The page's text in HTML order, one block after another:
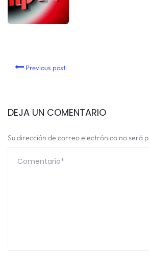
Previous post
DEJA UN COMENTARIO
Su dirección de correo electrónico no será